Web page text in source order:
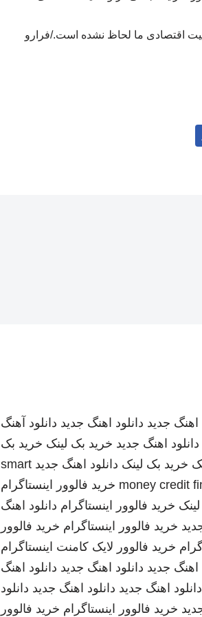
اقتصادی ما لحاظ نشده است./فرارو
اهنگ جدید دانلود اهنگ جدید دانلود آهنگ
دانلود اهنگ جدید خرید بک لینک خرید بک
خرید بک لینک دانلود اهنگ جدید smart
money credit خرید فالوور اینستاگرام
خرید فالوور اینستاگرام دانلود اهنگ
خرید فالوور اینستاگرام خرید فالوور
خرید فالوور لایک کامنت اینستاگرام
اهنگ جدید دانلود اهنگ جدید دانلود اهنگ
دانلود اهنگ جدید دانلود اهنگ جدید دانلود
خرید فالوور اینستاگرام خرید فالوور